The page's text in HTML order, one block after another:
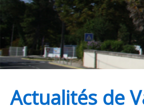
Actualités de